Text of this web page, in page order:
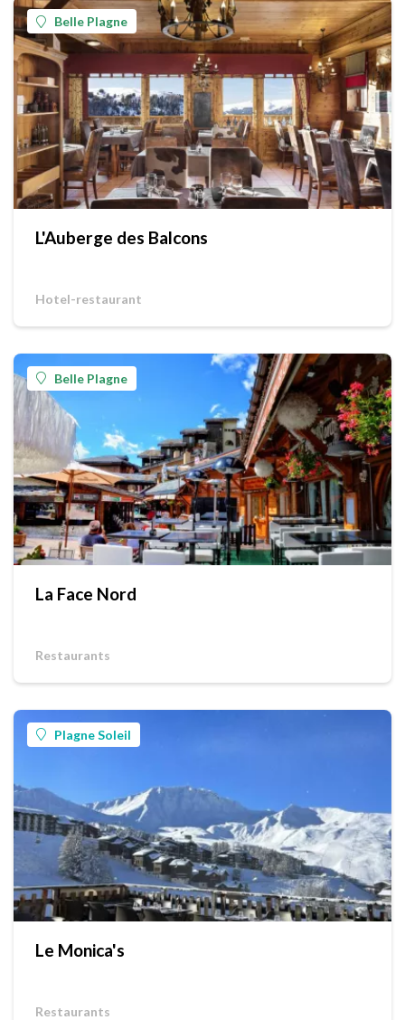
Belle Plagne
L'Auberge des Balcons
Hotel-restaurant
Belle Plagne
La Face Nord
Restaurants
Plagne Soleil
Le Monica's
Restaurants